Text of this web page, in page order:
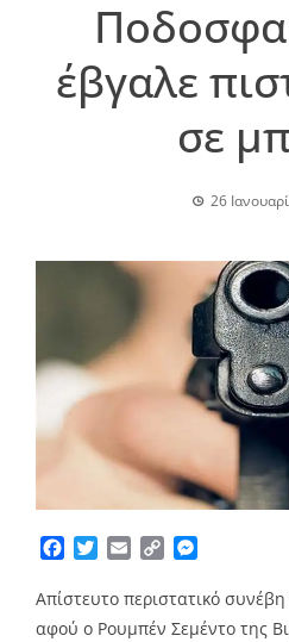
έβγαλε
σε
26
Facebook
TwitterEmailCopy
Aπίστευτο περιστατικό
αφού ο Ρουμπέν Σεμέντο της